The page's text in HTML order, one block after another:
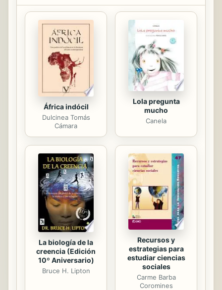
une a las exigencias hermenéuticas
de la Academia para caracterizar el
neobarroco, argumentarlo a través
del estudio de poemas clave de José
Lezama Lima, José Kozer, Néstor
Perlongher, Eduardo Espina, Gerardo
Deniz, Marosa di ...
África indócil
Dulcinea Tomás
Cámara
Lola pregunta
mucho
Canela
La biología de la
creencia (Edición
10º Aniversario)
Bruce H. Lipton
Recursos y
estrategias para
estudiar ciencias
sociales
Carme Barba
Coromines